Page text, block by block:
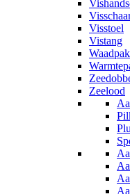
Visstoel
Vistang
Waadpak
Zeelood